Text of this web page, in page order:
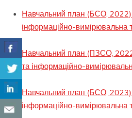
Навчальний план (БСО,
інформаційно-вимірювальна
Навчальний план (ПЗСО,
та інформаційно-
Навчальний план (БСО,
інформаційно-вимірювальна